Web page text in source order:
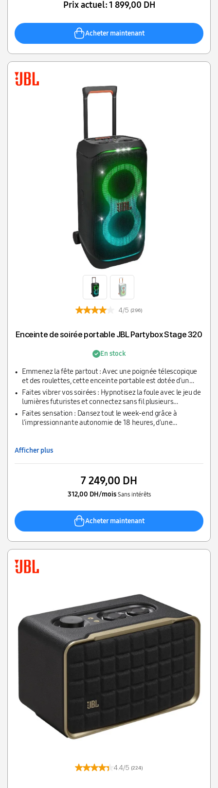
Prix actuel:1 899,00 DH
Acheter maintenant
4/5 (296)
Enceinte de soirée portable JBL Partybox Stage 320
En stock
Emmenez la fête partout : Avec une poignée télescopique
et des roulettes, cette enceinte portable est dotée d'un
puissant son JBL Pro, de deux woofers de 6,5 pouces et
d'une paire de tweeters à dôme de 25 mm
Faites vibrer vos soirées : Hypnotisez la foule avec le jeu de
lumières futuristes et connectez sans fil plusieurs
enceintes compatibles JBL Auracast pour un son vraiment
puissant
Faites sensation : Dansez tout le week-end grâce à
l'impressionnante autonomie de 18 heures, d'une
Afficher plus
7 249,00 DH
312,00 DH/mois Sans intérêts
Acheter maintenant
4.4/5 (224)